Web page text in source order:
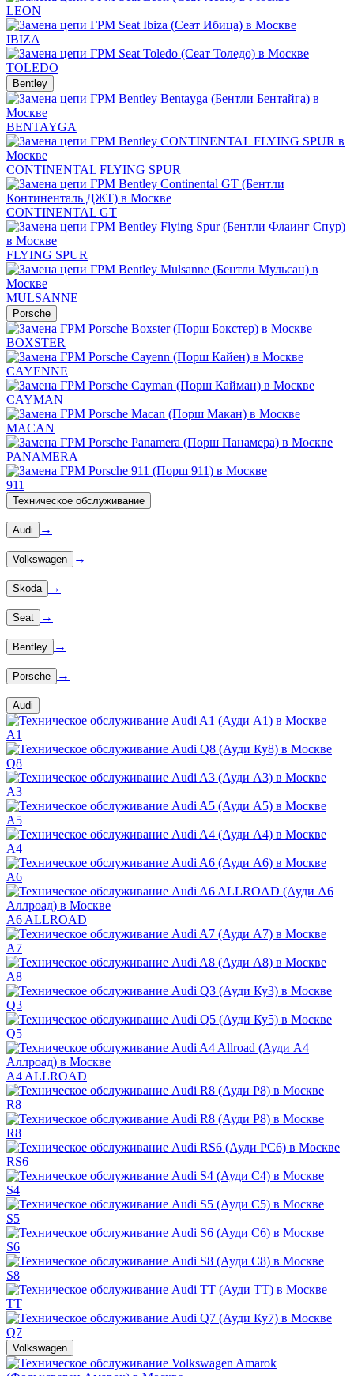
LEON
IBIZA
TOLEDO
Bentley
BENTAYGA
CONTINENTAL FLYING SPUR
CONTINENTAL GT
FLYING SPUR
MULSANNE
Porsche
BOXSTER
CAYENNE
CAYMAN
MACAN
PANAMERA
911
Техническое обслуживание
Audi →
Volkswagen →
Skoda →
Seat →
Bentley →
Porsche →
Audi
A1
Q8
A3
A5
A4
A6
A6 ALLROAD
A7
A8
Q3
Q5
A4 ALLROAD
R8
R8
RS6
S4
S5
S6
S8
TT
Q7
Volkswagen